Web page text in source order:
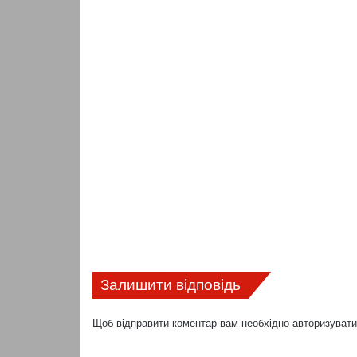
Залишити відповідь
Щоб відправити коментар вам необхідно